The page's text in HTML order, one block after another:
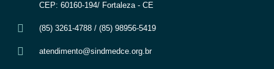
CEP: 60160-194/ Fortaleza - CE
(85) 3261-4788 / (85) 98956-5419
atendimento@sindmedce.org.br